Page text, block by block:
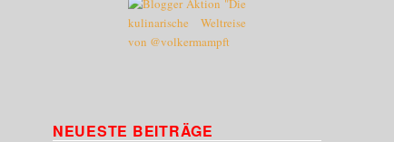
NEUESTE BEITRÄGE